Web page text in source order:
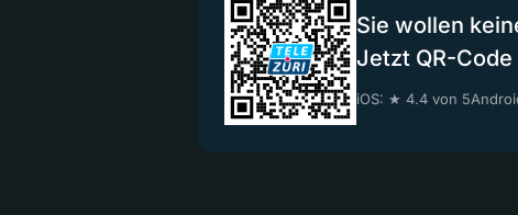
Sie wollen
Jetzt QR-
iOS: ★ 4.4 von 5